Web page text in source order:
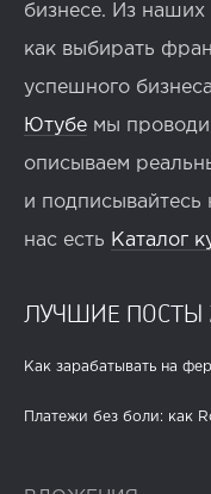
бизнесе. Из наших
как выбирать
успешного
Ютубе мы
описываем
и подписывайтесь
нас есть Каталог
ЛУЧШИЕ ПОСТЫ
Как зарабатывать на
Платежи без боли: как